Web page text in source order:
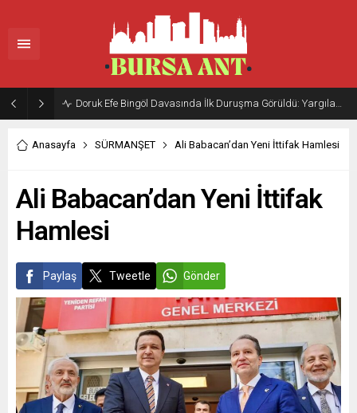
Doruk Efe Bingöl Davasında İlk Duruşma Görüldü: Yargılama 20 Ekim 2026’ya Ertelendi
Anasayfa SÜRMANŞET Ali Babacan’dan Yeni İttifak Hamlesi
Ali Babacan’dan Yeni İttifak
Hamlesi
Paylaş Tweetle Gönder